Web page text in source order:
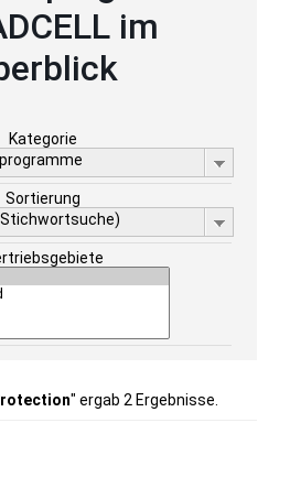
im
Kategorie
Sortierung
" ergab 2 Ergebnisse.